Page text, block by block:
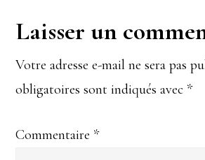
Interactions
du
lecteur
Laisser un
Votre adresse e-mail ne sera pas
obligatoires sont indiqués avec *
Commentaire *